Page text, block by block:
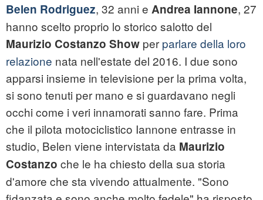
Belen Rodriguez, 32 anni e Andrea Iannone, 27
hanno scelto proprio lo storico salotto del
Maurizio Costanzo Show per parlare della loro
relazione nata nell'estate del 2016. I due sono
apparsi insieme in televisione per la prima volta,
si sono tenuti per mano e si guardavano negli
occhi come i veri innamorati sanno fare. Prima
che il pilota motociclistico Iannone entrasse in
studio, Belen viene intervistata da Maurizio
Costanzo che le ha chiesto della sua storia
d'amore che sta vivendo attualmente. "Sono